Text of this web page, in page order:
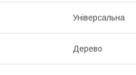
Універсальна
Дерево